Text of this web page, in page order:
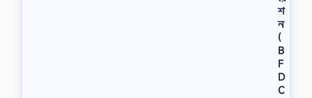
শ
ন
(
B
F
D
C